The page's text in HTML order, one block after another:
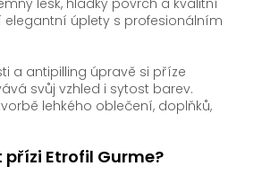
úplety s profesionálním
a antipilling úpravě si příze
svůj vzhled i sytost barev.
lehkého oblečení, doplňků,
přízi Etrofil Gurme?